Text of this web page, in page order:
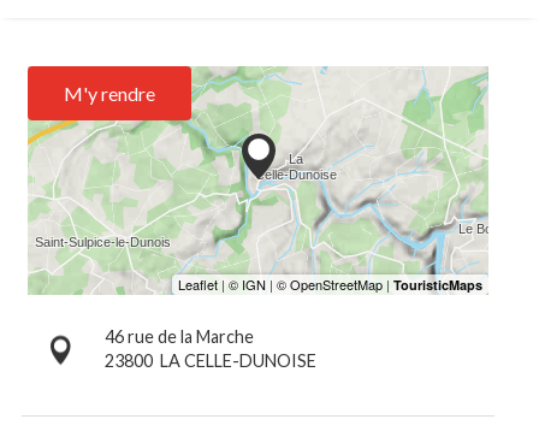
M'y rendre
46 rue de la Marche
23800 LA CELLE-DUNOISE